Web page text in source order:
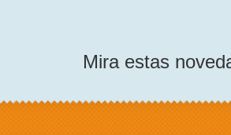
Mira estas